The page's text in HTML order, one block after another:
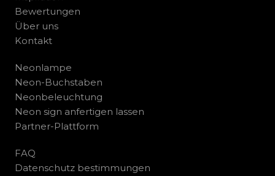
Bewertungen
Über uns
Kontakt
Neonlampe
Neon-Buchstaben
Neonbeleuchtung
Neon sign anfertigen lassen
Partner-Plattform
FAQ
Datenschutz bestimmungen